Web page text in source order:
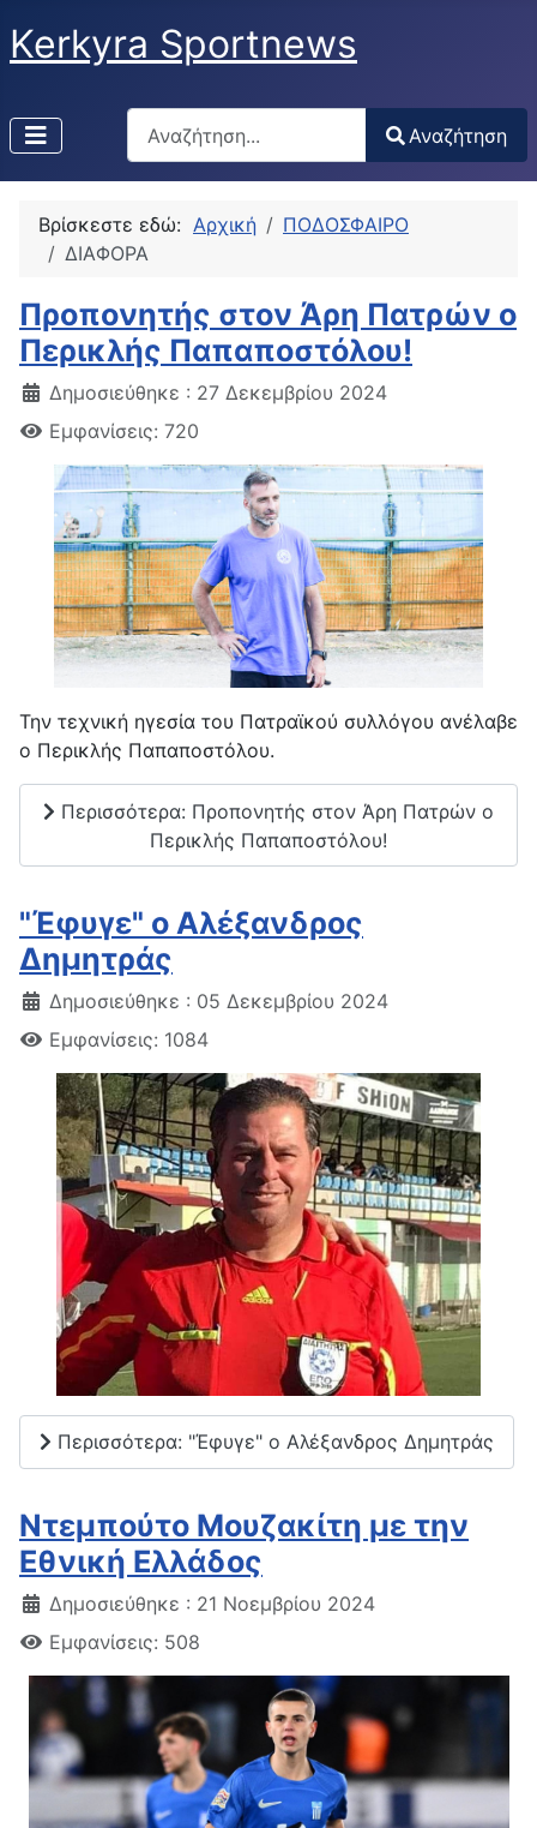
Kerkyra Sportnews
Αναζήτηση
Type 2 or more characters for results.
Αναζήτηση
Βρίσκεστε εδώ: Αρχική
ΠΟΔΟΣΦΑΙΡΟ
ΔΙΑΦΟΡΑ
Προπονητής στον Άρη Πατρών ο
Περικλής Παπαποστόλου!
Δημοσιεύθηκε : 27 Δεκεμβρίου 2024
Εμφανίσεις: 720
Την τεχνική ηγεσία του Πατραϊκού συλλόγου ανέλαβε
ο Περικλής Παπαποστόλου.
Περισσότερα: Προπονητής στον Άρη Πατρών ο
Περικλής Παπαποστόλου!
"Έφυγε" ο Αλέξανδρος
Δημητράς
Δημοσιεύθηκε : 05 Δεκεμβρίου 2024
Εμφανίσεις: 1084
Περισσότερα: "Έφυγε" ο Αλέξανδρος Δημητράς
Ντεμπούτο Μουζακίτη με την
Εθνική Ελλάδος
Δημοσιεύθηκε : 21 Νοεμβρίου 2024
Εμφανίσεις: 508